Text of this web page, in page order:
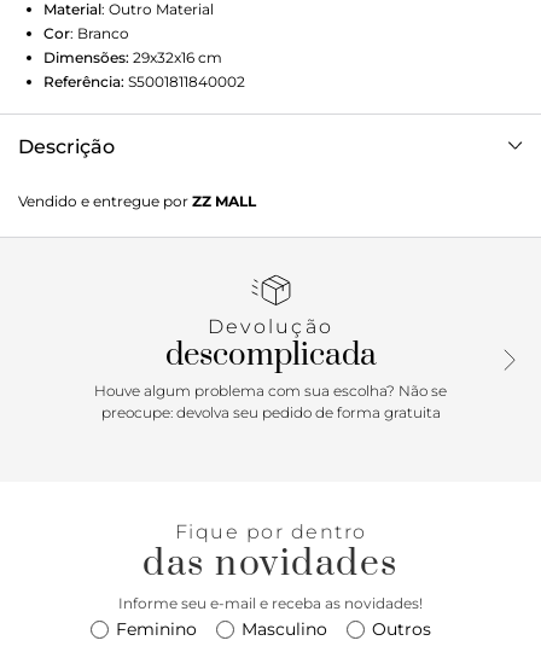
Material: Outro Material
Cor: Branco
Dimensões: 29x32x16 cm
Referência: S5001811840002
Descrição
atualizada nessa versão que traz a personalidade da nova
estampa Triangle + o toque contemporâneo da strap mais
perfeita para dar mais personalidade a produções no
todas as estações! Dimensões (LAC): 16x32x29
Vendido e entregue por ZZ MALL
Devolução
descomplicada
Houve algum problema com sua escolha? Não se
preocupe: devolva seu pedido de forma gratuita
Fique por dentro
das novidades
Informe seu e-mail e receba as novidades!
Feminino Masculino Outros